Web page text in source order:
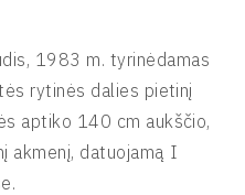
1983 m. tyrinėdamas
rytinės dalies pietinį
aptiko 140 cm aukščio,
akmenį, datuojamą I